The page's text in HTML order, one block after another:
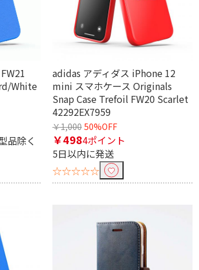
White
品除く
adidas アディダス iPhone 12
mini スマホケース Originals
Snap Case Trefoil FW20 Scarlet
42292EX7959
￥1,000 50%OFF
￥4984ポイント
5日以内に発送
☆☆☆☆☆